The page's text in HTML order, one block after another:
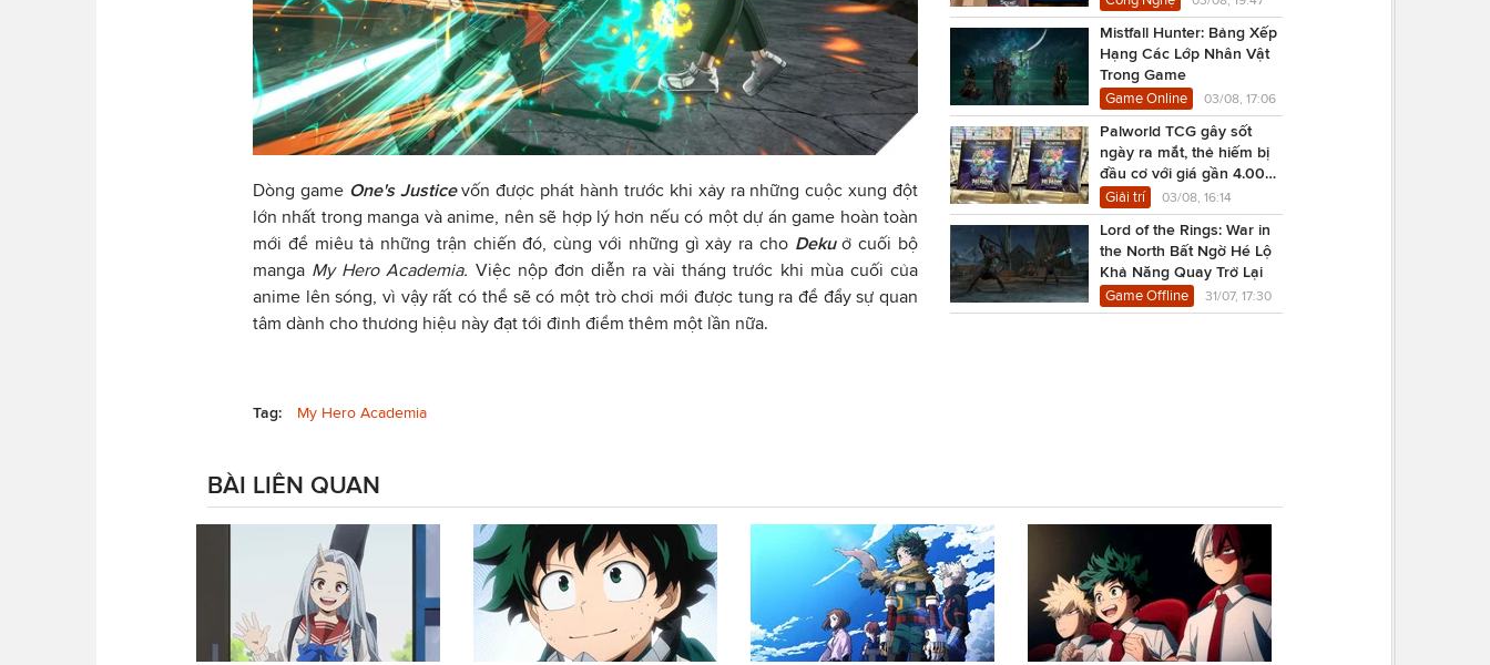
Dòng game One's Justicevốn được phát hành trước khi xảy ra những cuộc xung đột
lớn nhất trong manga và anime, nên sẽ hợp lý hơn nếu có một dự án game hoàn toàn
mới để miêu tả những trận chiến đó, cùng với những gì xảy ra cho Dekuở cuối bộ
manga My Hero Academia. Việc nộp đơn diễn ra vài tháng trước khi mùa cuối của
anime lên sóng, vì vậy rất có thể sẽ có một trò chơi mới được tung ra để đẩy sự quan
tâm dành cho thương hiệu này đạt tới đỉnh điểm thêm một lần nữa.
Tag: My Hero Academia
Mistfall Hunter: Bảng Xếp
Hạng Các Lớp Nhân Vật
Trong Game
Game Online 03/08, 17:06
Palworld TCG gây sốt
ngày ra mắt, thẻ hiếm bị
đầu cơ với giá gần 4.000
USD
Giải trí 03/08, 16:14
Lord of the Rings: War in
the North Bất Ngờ Hé Lộ
Khả Năng Quay Trở Lại
Game Offline 31/07, 17:30
BÀI LIÊN QUAN